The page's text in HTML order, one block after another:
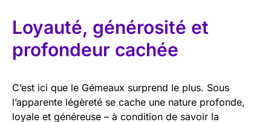
Loyauté, générosité et
profondeur cachée
C’est ici que le Gémeaux surprend le plus. Sous
l’apparente légèreté se cache une nature profonde,
loyale et généreuse – à condition de savoir la